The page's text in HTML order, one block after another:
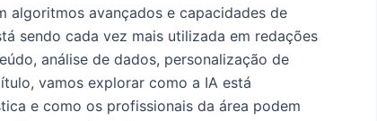
algoritmos avançados e capacidades de
sendo cada vez mais utilizada em redações
análise de dados, personalização de
vamos explorar como a IA está
e como os profissionais da área podem